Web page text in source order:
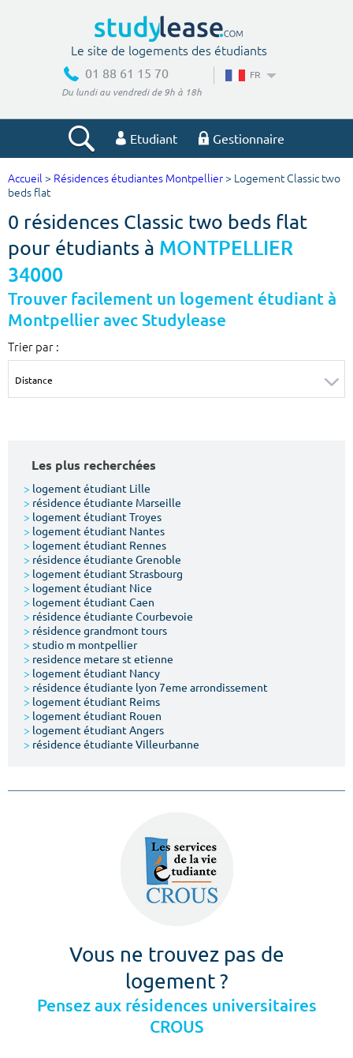
Le site de logements des étudiants
01 88 61 15 70
Du lundi au vendredi de 9h à 18h
FR
Etudiant Gestionnaire
Votre recherche
Ville, école
Budget min
€
Budget max
m² m²
Votre date d'entrée
Chercher
Accueil > Résidences étudiantes Montpellier > Logement Classic two
beds flat
0 résidences Classic two beds flat
pour étudiants à MONTPELLIER
34000
Trouver facilement un logement étudiant à
Montpellier avec Studylease
Trier par :
Les plus recherchées
> logement étudiant Lille
> résidence étudiante Marseille
> logement étudiant Troyes
> logement étudiant Nantes
> logement étudiant Rennes
> résidence étudiante Grenoble
> logement étudiant Strasbourg
> logement étudiant Nice
> logement étudiant Caen
> résidence étudiante Courbevoie
> résidence grandmont tours
> studio m montpellier
> residence metare st etienne
> logement étudiant Nancy
> résidence étudiante lyon 7eme arrondissement
> logement étudiant Reims
> logement étudiant Rouen
> logement étudiant Angers
> résidence étudiante Villeurbanne
Vous ne trouvez pas de
logement ?
Pensez aux résidences universitaires
CROUS